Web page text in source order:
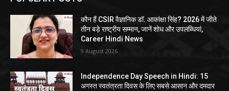
कौन हैं CSIR वैज्ञानिक डॉ. आकांक्षा सिंह? 2026 में जीते
तीन बड़े राष्ट्रीय सम्मान, जानें शोध और उपलब्धियां,
Career Hindi News
9 August 2026
Independence Day Speech in Hindi: 15
अगस्त स्वतंत्रता दिवस के लिए सबसे आसान और दमदार